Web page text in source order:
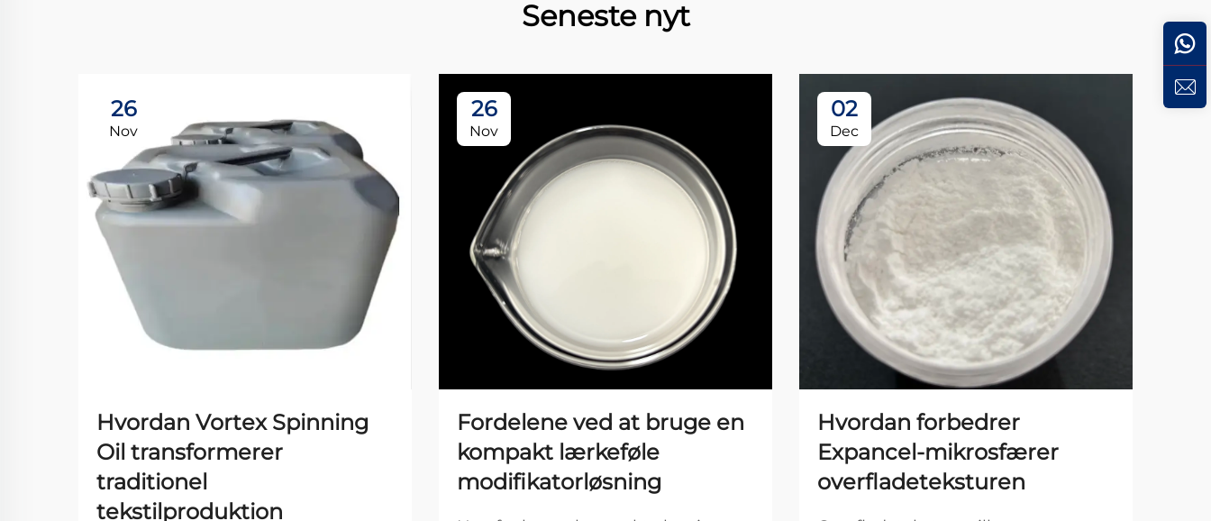
Seneste nyt
26
Nov
Hvordan Vortex Spinning
Oil transformerer
traditionel
tekstilproduktion
26
Nov
Fordelene ved at bruge en
kompakt lærkeføle
modifikatorløsning
02
Dec
Hvordan forbedrer
Expancel-mikrosfærer
overfladeteksturen